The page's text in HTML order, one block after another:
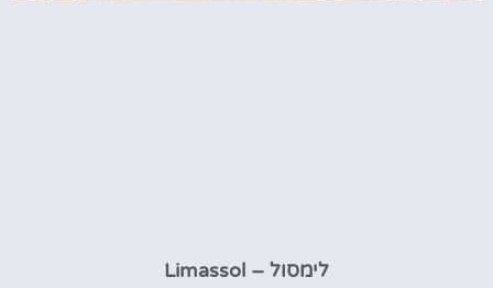
לימסול – Limassol